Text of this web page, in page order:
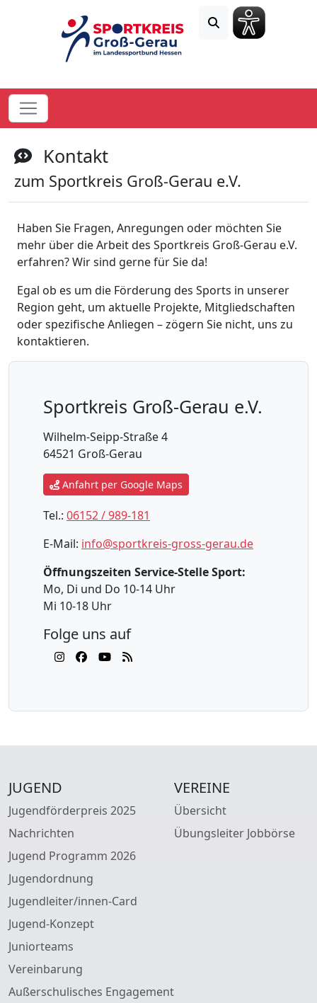
Kontakt
zum Sportkreis Groß-Gerau e.V.
Haben Sie Fragen, Anregungen oder möchten Sie
mehr über die Arbeit des Sportkreis Groß-Gerau e.V.
erfahren? Wir sind gerne für Sie da!
Egal ob es um die Förderung des Sports in unserer
Region geht, um aktuelle Projekte, Mitgliedschaften
oder spezifische Anliegen – zögern Sie nicht, uns zu
kontaktieren.
Sportkreis Groß-Gerau e.V.
Wilhelm-Seipp-Straße 4
64521 Groß-Gerau
Anfahrt per Google Maps
Tel.: 06152 / 989-181
E-Mail: info@sportkreis-gross-gerau.de
Öffnungszeiten Service-Stelle Sport:
Mo, Di und Do 10-14 Uhr
Mi 10-18 Uhr
Folge uns auf
JUGEND
Jugendförderpreis 2025
Nachrichten
Jugend Programm 2026
Jugendordnung
Jugendleiter/innen-Card
Jugend-Konzept
Juniorteams
Vereinbarung
Außerschulisches Engagement
VEREINE
Übersicht
Übungsleiter Jobbörse